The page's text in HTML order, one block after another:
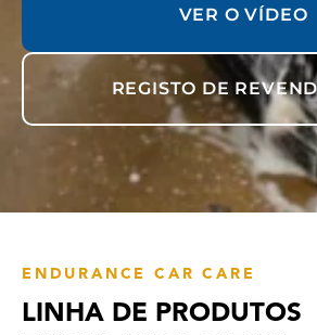
VER O VÍDEO
REGISTO DE
ENDURANCE CAR CARE
LINHA DE PRODUTOS